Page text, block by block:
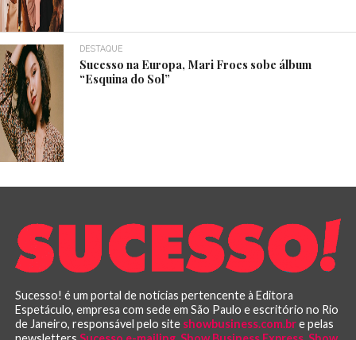
DESTAQUE
Sucesso na Europa, Mari Froes sobe álbum
“Esquina do Sol”
Sucesso! é um portal de notícias pertencente à Editora
Espetáculo, empresa com sede em São Paulo e escritório no Rio
de Janeiro, responsável pelo site showbusiness.com.bre pelas